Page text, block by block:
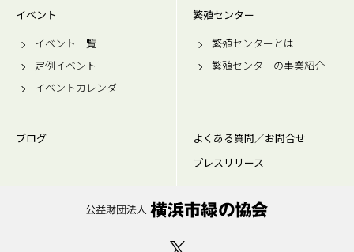
イベント
イベント一覧
定例イベント
イベントカレンダー
繁殖センター
繁殖センターとは
繁殖センターの事業紹介
ブログ
よくある質問／お問合せ
プレスリリース